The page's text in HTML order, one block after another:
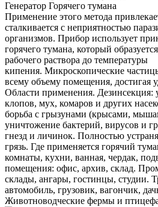
Генератор Горячего тумана
Применение этого метода
сталкивается с неприятностью
организмов. Прибор использует
горячего тумана, который
рабочего раствора до температуры
кипения. Микроскопические
всему объему помещения, достигая
Области применения. Дезинсекция:
клопов, мух, комаров и других
борьба с грызунами (крысами,
уничтожение бактерий, вирусов и
гнезд и личинок. Полностью
грязь. Где применяется горячий
комнаты, кухни, ванная, чердак,
помещения: офис, архив, склад.
склады, ангары, гостинцы, студии.
автомобиль, грузовик, вагончик,
Животноводческие фермы и